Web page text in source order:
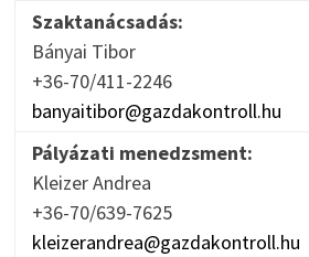
Szaktanácsadás:
Bányai Tibor
+36-70/411-2246
banyaitibor@gazdakontroll.hu
Pályázati menedzsment:
Kleizer Andrea
+36-70/639-7625
kleizerandrea@gazdakontroll.hu